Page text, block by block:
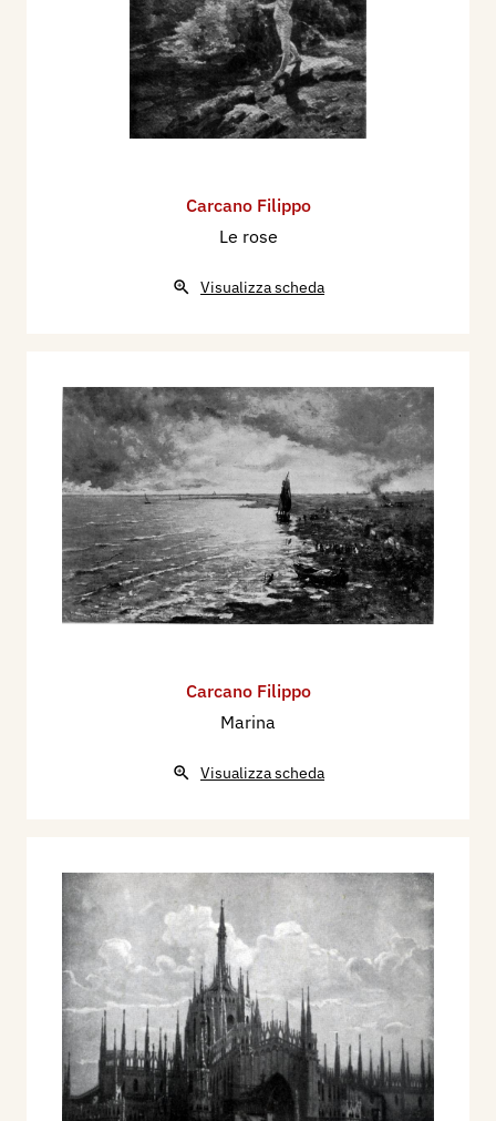
Carcano Filippo
Le rose
Visualizza scheda
Carcano Filippo
Marina
Visualizza scheda